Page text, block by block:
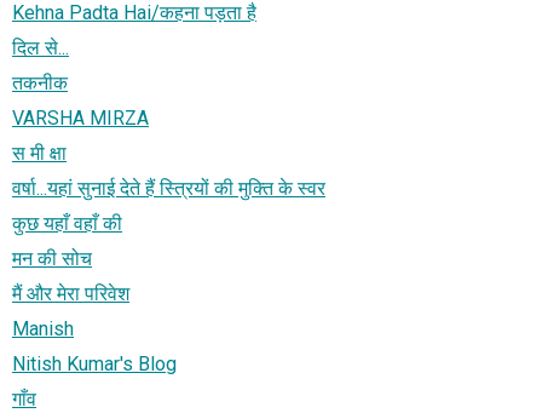
Kehna Padta Hai/कहना पड़ता है
दिल से...
तकनीक
VARSHA MIRZA
स मी क्षा
वर्षा...यहां सुनाई देते हैं स्त्रियों की मुक्ति के स्वर
कुछ यहाँ वहाँ की
मन की सोच
मैं और मेरा परिवेश
Manish
Nitish Kumar's Blog
गाँव